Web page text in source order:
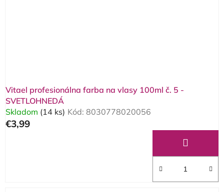
Vitael profesionálna farba na vlasy 100ml č. 5 -
SVETLOHNEDÁ
Skladom (14 ks) Kód: 8030778020056
€3,99